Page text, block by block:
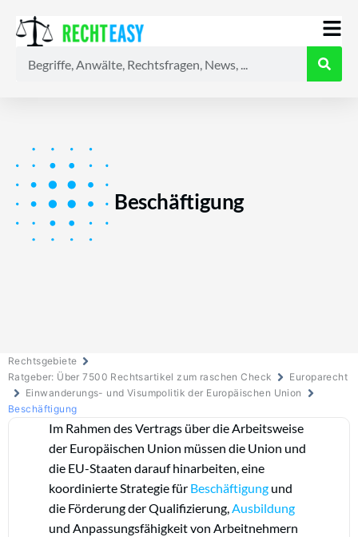
Beschäftigung
Rechtsgebiete
Ratgeber: Über 7500 Rechtsartikel zum raschen Check
Europarecht
Einwanderungs- und Visumpolitik der Europäischen Union
Beschäftigung
Im Rahmen des Vertrags über die Arbeitsweise
der Europäischen Union müssen die Union und
die EU-Staaten darauf hinarbeiten, eine
koordinierte Strategie für Beschäftigung und
die Förderung der Qualifizierung,Ausbildung
und Anpassungsfähigkeit von Arbeitnehmern